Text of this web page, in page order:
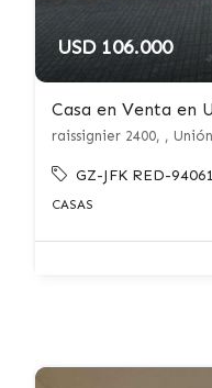
USD 106.000
Casa en Venta en
raissignier 2400, , Unión
GZ-JFK RED-94061
CASAS